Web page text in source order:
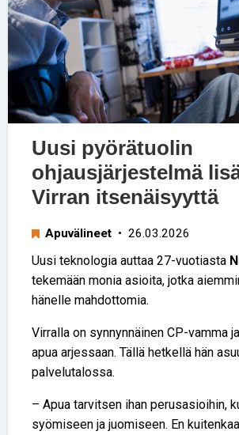
Uusi pyörätuolin
ohjausjärjestelmä
Virran itsenäisyyttä
Apuvälineet • 26.03.2026
Uusi teknologia auttaa 27-vuotiasta
tekemään monia asioita, jotka
hänelle mahdottomia.
Virralla on synnynnäinen CP-vamma
apua arjessaan. Tällä hetkellä hän
palvelutalossa.
– Apua tarvitsen ihan perusasioihin,
syömiseen ja juomiseen. En